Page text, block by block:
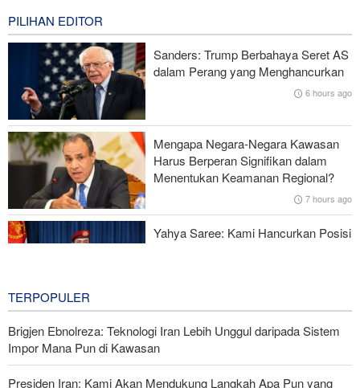
Ghalibaf kepada Trump: Diplomasi Sandiwara AS telah Gagal !
Survei Reuters: Perang dengan Iran Faktor Penyebab
Ketidakstabilan Harga BBM di AS
Serangan Iran Sebabkan Lebih dari 700 Tentara AS Geger Otak
Gagal dalam Perang dengan Iran, Dua Pejabat Senior Mossad
Dipecat
PILIHAN EDITOR
Sanders: Trump Berbahaya Seret AS
dalam Perang yang Menghancurkan
6 hours ago
Mengapa Negara-Negara Kawasan
Harus Berperan Signifikan dalam
Menentukan Keamanan Regional?
7 hours ago
Yahya Saree: Kami Hancurkan Posisi
TERPOPULER
Brigjen Ebnolreza: Teknologi Iran Lebih Unggul daripada Sistem
Impor Mana Pun di Kawasan
Presiden Iran: Kami Akan Mendukung Langkah Apa Pun yang